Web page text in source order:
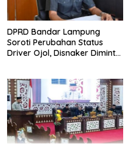
DPRD Bandar Lampung
Soroti Perubahan Status
Driver Ojol, Disnaker Diminta